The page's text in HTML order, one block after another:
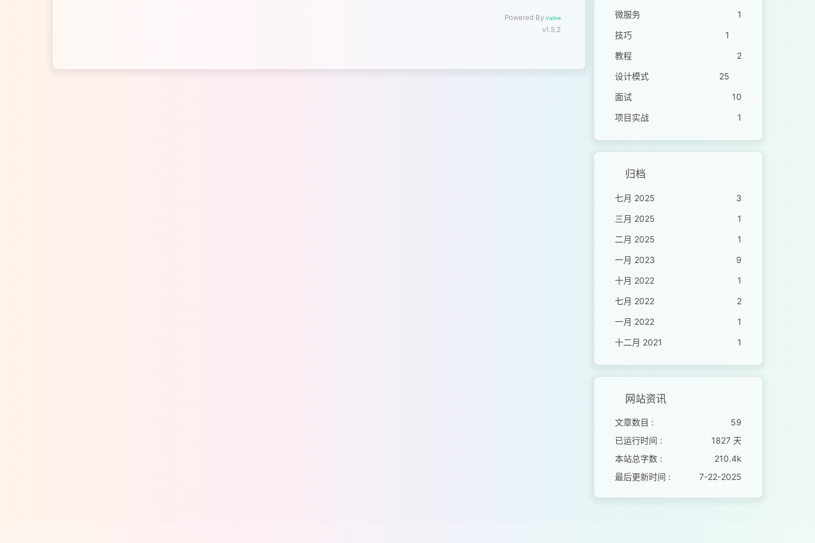
Powered By Valine
v1.5.2
微服务
1
技巧
1
教程
2
设计模式
25
面试
10
项目实战
1
归档
七月 2025
3
三月 2025
1
二月 2025
1
一月 2023
9
十月 2022
1
七月 2022
2
一月 2022
1
十二月 2021
1
网站资讯
文章数目 :
59
已运行时间 :
1827 天
本站总字数 :
210.4k
最后更新时间 :
7-22-2025